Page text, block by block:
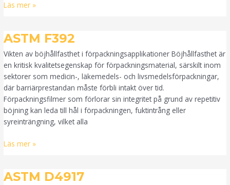
Läs mer »
ASTM F392
Vikten av böjhållfasthet i förpackningsapplikationer Böjhållfasthet är
en kritisk kvalitetsegenskap för förpackningsmaterial, särskilt inom
sektorer som medicin-, läkemedels- och livsmedelsförpackningar,
där barriärprestandan måste förbli intakt över tid.
Förpackningsfilmer som förlorar sin integritet på grund av repetitiv
böjning kan leda till hål i förpackningen, fuktintrång eller
syreinträngning, vilket alla
ASTM
Läs mer »
ASTM D4917
ASTM